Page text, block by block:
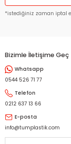
*istediğiniz zaman iptal
Bizimle İletişime Geç
Whatsapp
0544 526 71 77
Telefon
0212 637 13 66
E-posta
info@tumplastik.com